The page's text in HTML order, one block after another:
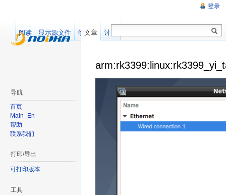
登录
文章 讨论
阅读 显示源文件 修订记录
导航
首页
Main_En
帮助
联系我们
打印/导出
可打印版本
工具